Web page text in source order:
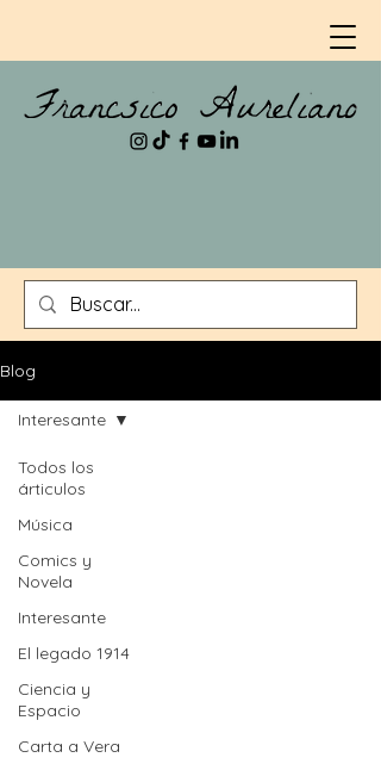
Blog
Todos los
árticulos
Música
Comics y
Novela
Interesante
El legado 1914
Ciencia y
Espacio
Carta a Vera
Interesante